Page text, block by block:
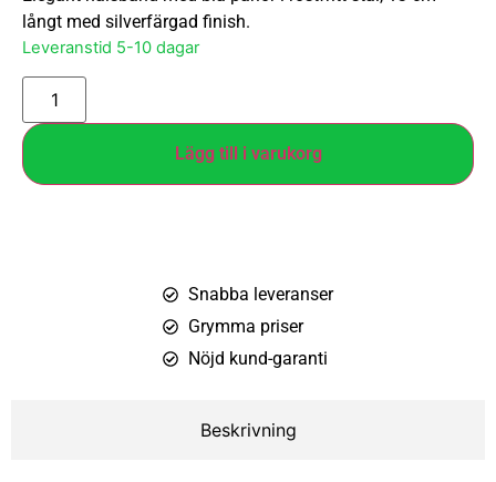
långt med silverfärgad finish.
Leveranstid 5-10 dagar
Lägg till i varukorg
Snabba leveranser
Grymma priser
Nöjd kund-garanti
Beskrivning